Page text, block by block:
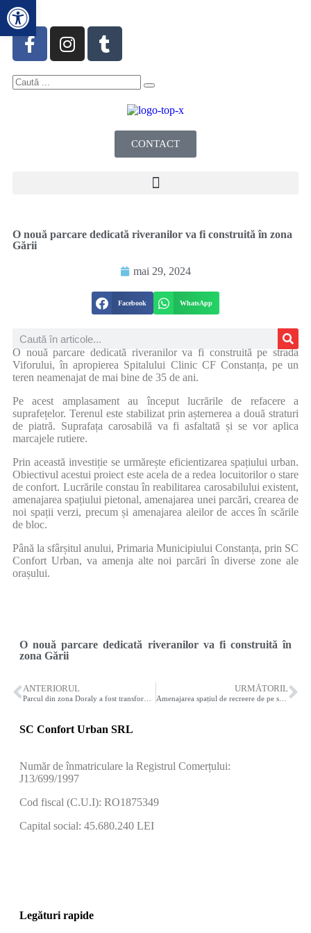
CONTACT
O nouă parcare dedicată riveranilor va fi construită în zona
Gării
mai 29, 2024
Facebook WhatsApp
O nouă parcare dedicată riveranilor va fi construită pe strada
Viforului, în apropierea Spitalului Clinic CF Constanța, pe un
teren neamenajat de mai bine de 35 de ani.
Pe acest amplasament au început lucrările de refacere a
suprafețelor. Terenul este stabilizat prin așternerea a două straturi
de piatră. Suprafața carosabilă va fi asfaltată și se vor aplica
marcajele rutiere.
Prin această investiție se urmărește eficientizarea spațiului urban.
Obiectivul acestui proiect este acela de a redea locuitorilor o stare
de confort. Lucrările constau în reabilitarea carosabilului existent,
amenajarea spațiului pietonal, amenajarea unei parcări, crearea de
noi spații verzi, precum și amenajarea aleilor de acces în scările
de bloc.
Până la sfârșitul anului, Primaria Municipiului Constanța, prin SC
Confort Urban, va amenja alte noi parcări în diverse zone ale
orașului.
O nouă parcare dedicată riveranilor va fi construită în
zona Gării
ANTERIORUL URMĂTORIL
Amenajarea spațiul de recreere de pe strada Progresului a fost finalizată
SC Confort Urban SRL
Număr de înmatriculare la Registrul Comerțului:
J13/699/1997
Cod fiscal (C.U.I): RO1875349
Capital social: 45.680.240 LEI
Legături rapide
Deschide bara de unelte